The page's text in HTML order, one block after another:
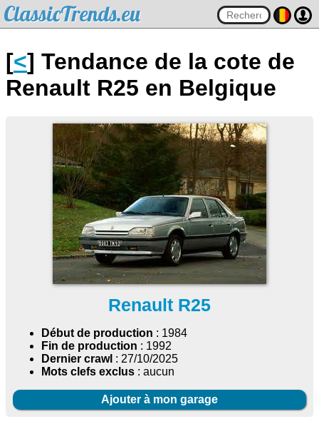
ClassicTrends.eu
[<] Tendance de la cote de
Renault R25 en Belgique
Renault R25
Début de production : 1984
Fin de production : 1992
Dernier crawl : 27/10/2025
Mots clefs exclus : aucun
Ajouter à mon garage